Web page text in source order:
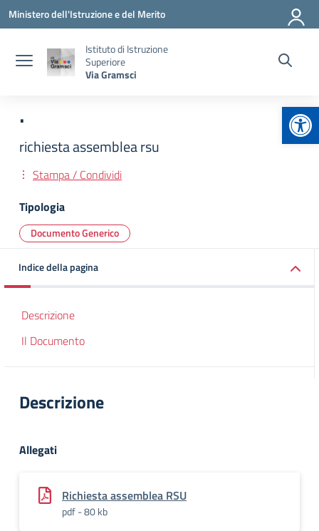
Vai ai contenuti
Vai al menu di navigazione
Vai al footer
Ministero dell'Istruzione e del Merito
Istituto di Istruzione
Superiore
Via Gramsci
.
richiesta assemblea rsu
Stampa / Condividi
Tipologia
Documento Generico
Indice della pagina
Descrizione
Il Documento
Descrizione
Allegati
Richiesta assemblea RSU
pdf - 80 kb